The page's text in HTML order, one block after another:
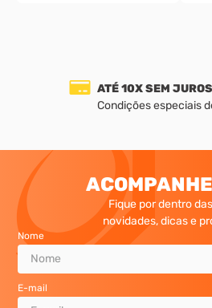
ATÉ 10X SEM JUROS
Condições especiais
Fique por dentro
novidades, dicas e
Nome
E-mail